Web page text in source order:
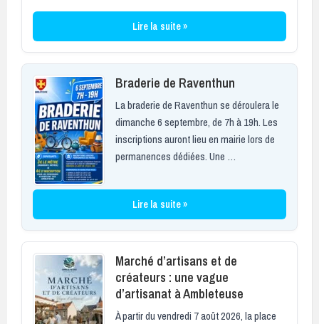
Lire la suite »
Braderie de Raventhun
La braderie de Raventhun se déroulera le
dimanche 6 septembre, de 7h à 19h. Les
inscriptions auront lieu en mairie lors de
permanences dédiées. Une …
Lire la suite »
Marché d’artisans et de
créateurs : une vague
d’artisanat à Ambleteuse
À partir du vendredi 7 août 2026, la place